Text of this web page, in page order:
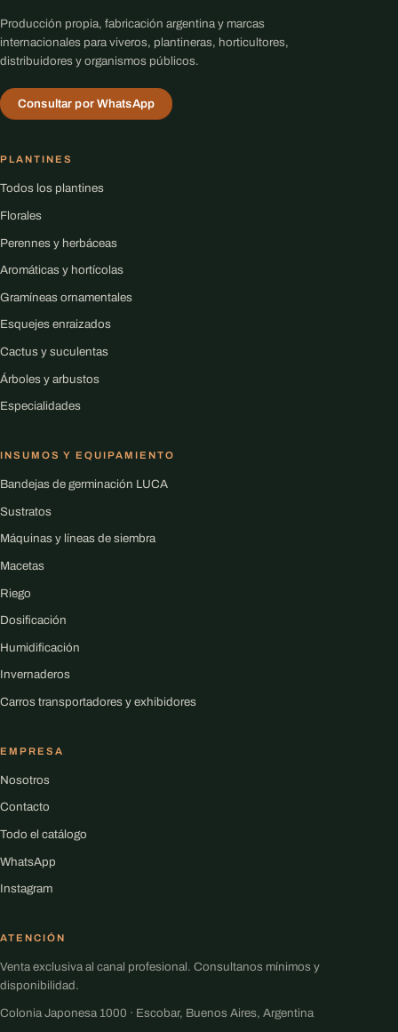
Producción propia, fabricación argentina y marcas
internacionales para viveros, plantineras, horticultores,
distribuidores y organismos públicos.
Consultar por WhatsApp
PLANTINES
Todos los plantines
Florales
Perennes y herbáceas
Aromáticas y hortícolas
Gramíneas ornamentales
Esquejes enraizados
Cactus y suculentas
Árboles y arbustos
Especialidades
INSUMOS Y EQUIPAMIENTO
Bandejas de germinación LUCA
Sustratos
Máquinas y líneas de siembra
Macetas
Riego
Dosificación
Humidificación
Invernaderos
Carros transportadores y exhibidores
EMPRESA
Nosotros
Contacto
Todo el catálogo
WhatsApp
Instagram
ATENCIÓN
Venta exclusiva al canal profesional. Consultanos mínimos y
disponibilidad.
Colonia Japonesa 1000 · Escobar, Buenos Aires, Argentina